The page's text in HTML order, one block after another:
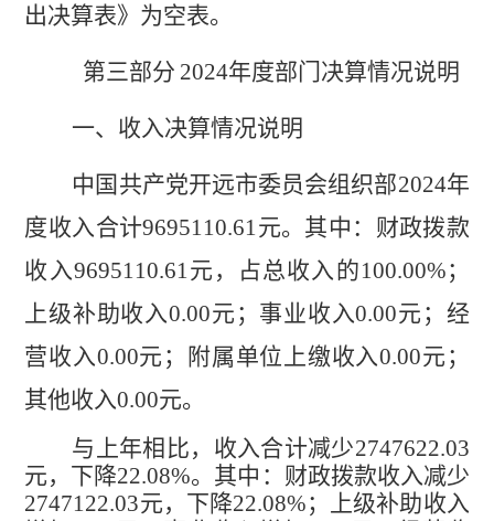
出决算表》为空表。
第三部分 2024年度部门决算情况说明
一、收入决算情况说明
中国共产党开远市委员会组织部2024年
度收入合计9695110.61 元。其中：财政拨款
收入9695110.61 元 ，占总收入的100.00%；
上级补助收入0.00元 ；事业收入0.00元 ；经
营收入0.00元 ；附属单位 上缴收入0.00元 ；
其他收入0.00元。
与上年相比， 收入合计减少2747622.03
元， 下降22.08%。其中： 财政拨款收入减少
2747122.03元， 下降22.08%；
上级补助收入